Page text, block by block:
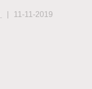
11-11-2019